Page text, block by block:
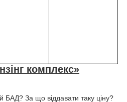
комплекс»
БАД? За що віддавати таку ціну?